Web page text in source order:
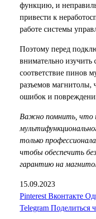
функцию, и
привести к
работе системы
Поэтому перед
внимательно изучить
соответствие пинов
разъемов магнитолы,
ошибок и
Важно помнить, что
только
чтобы обеспечить
гарантию на
15.09.2023
Pinterest Вконтакте
Telegram Поделиться